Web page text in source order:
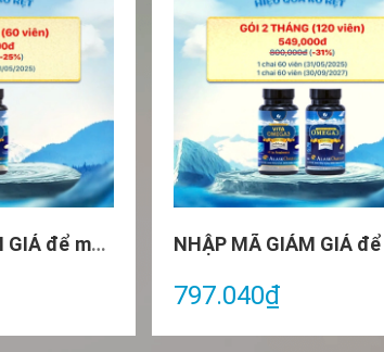
NHẬP MÃ GIẢM GIÁ để mua Gói Trải Nghiệm 1 tháng - 1 chai VitaOmega3 Chai 60 viên
797.040₫